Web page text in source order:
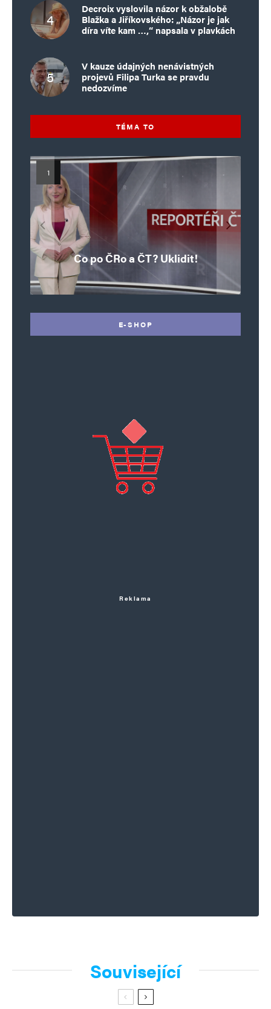
Decroix vyslovila názor k obžalobě
Blažka a Jiříkovského: „Názor je jak
díra víte kam …,“ napsala v plavkách
V kauze údajných nenávistných
projevů Filipa Turka se pravdu
nedozvíme
TÉMA TO
Co po ČRo a ČT? Uklidit!
Islamistický teror v EU, 6. díl:
Brutální poprava 85letého
katolického kněze Jacquese
Hamela
Islamistický teror v EU, 5. díl:
Krvavé oslavy pádu Bastily
v Nice
Mýty o Václavu Klausovi:
Pivo, jazz, hádky, loajalita
i humor. Jakl boří legendy
o bývalém prezidentovi
Vymíráme a politici lžou:
porodnost nezachrání
dotace, byty ani zkrácené
úvazky
Pim Fortuyn: Muž, který se
nestihl stát premiérem
E-SHOP
Reklama
Související